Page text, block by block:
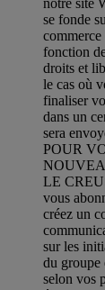
se fonde
fonction
droits et
le cas où
finaliser
dans un
sera
POUR
LE
vous
créez un
sur les
du groupe
selon vos